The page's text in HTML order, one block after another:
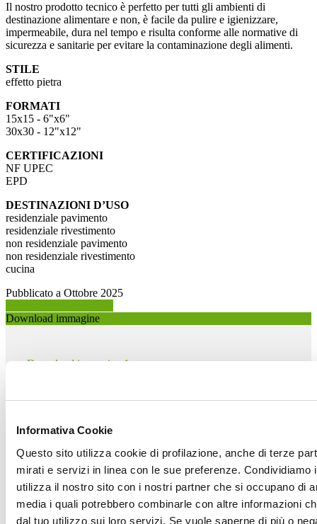
Informativa Cookie
Questo sito utilizza cookie di profilazione, anche di terze
mirati e servizi in linea con le sue preferenze.
utilizza il nostro sito con i nostri partner che si occupano di
media i quali potrebbero combinarle con altre informazioni
dal tuo utilizzo sui loro servizi. Se vuole saperne di più o
Il nostro prodotto tecnico è perfetto per tutti gli ambienti di
destinazione alimentare e non, è facile da pulire e igienizzare,
impermeabile, dura nel tempo e risulta conforme alle normative di
sicurezza e sanitarie per evitare la contaminazione degli alimenti.
STILE
effetto pietra
FORMATI
15x15 - 6"x6"
30x30 - 12"x12"
CERTIFICAZIONI
NF UPEC
EPD
DESTINAZIONI D’USO
residenziale pavimento
residenziale rivestimento
non residenziale pavimento
non residenziale rivestimento
cucina
Pubblicato a Ottobre 2025
Download immagine
Download immagine 1 >
CIPA GRES S.p.A.
CASALGRANDE, 42013
Reggio Emilia